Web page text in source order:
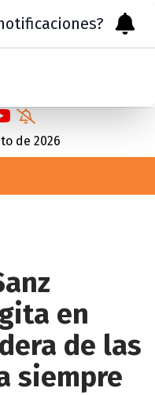
de 2026
en
de las
siempre